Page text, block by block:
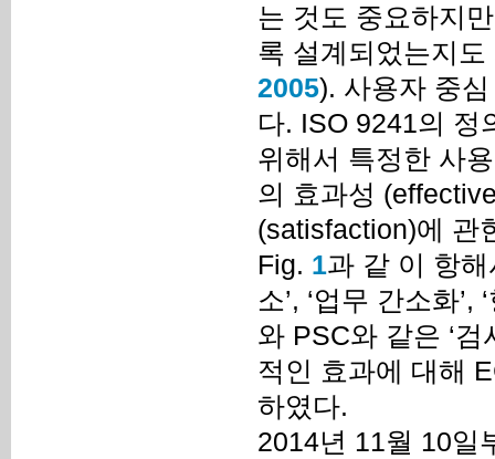
는 것도 중요하지
록 설계되었는지
2005). 사용자 중
다. ISO 9241의 정
위해서 특정한 사
의 효과성
(satisfaction)에 관
Fig. 1과 같 이 항
소’, ‘업무 간소화
와 PSC와 같은 ‘검
적인 효과에 대해
하였다.
2014년 11월 10일